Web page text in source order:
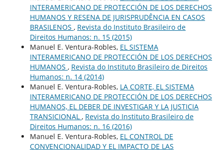
INTERAMERICANO DE PROTECCIÓN DE LOS DERECHOS
HUMANOS Y RESENA DE JURISPRUDÊNCIA EN CASOS
BRASILENOS , Revista do Instituto Brasileiro de
Direitos Humanos: n. 15 (2015)
Manuel E. Ventura-Robles, EL SISTEMA
INTERAMERICANO DE PROTECCIÓN DE LOS DERECHOS
HUMANOS , Revista do Instituto Brasileiro de Direitos
Humanos: n. 14 (2014)
Manuel E. Ventura-Robles, LA CORTE, EL SISTEMA
INTERAMERICANO DE PROTECCIÓN DE LOS DERECHOS
HUMANOS, EL DEBER DE INVESTIGAR Y LA JUSTICIA
TRANSICIONAL , Revista do Instituto Brasileiro de
Direitos Humanos: n. 16 (2016)
Manuel E. Ventura-Robles, EL CONTROL DE
CONVENCIONALIDAD Y EL IMPACTO DE LAS